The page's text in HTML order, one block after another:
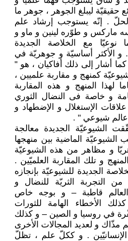
حقيقيّة ليبلغ الجوهر ، جوهر ما
. إنّه يستوجب إرشاد علم
ماركس و طوّره لينين و ماو و
نوعيّا مع الخلاصة الجديدة
. و الأكثر أساسيّة و جوهريّة في
أشار إلى ذلك أفاكيان ، هو "
كمنهج و مقاربة علميين ،
لهذا المنهج و هذه المقاربة
و خاصة فى النضال الثوري
الإستغلال و الإضطهاد و
عالم شيوعي " .
الشيوعيّة الجديدة معالجة
الماضية بين منهجها
و مظاهر من هذه الشيوعيّة
و تلك المقاربة العلميّين .
الجديدة للشيوعيّة بإنجازه
التجربة الثريّة للنضال و
العالم قاطبة – و بوجه خاص
الأخطاء الهامة للثورات
في روسيا و الصين – و كذلك
مذّاك و لعديد المجالات الأخرى
. و ككلّ علم ، تظلّ